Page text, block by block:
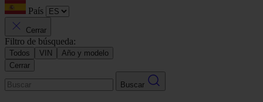
País
Cerrar
Filtro de búsqueda:
Todos VIN
Año y modelo
Cerrar
Buscar